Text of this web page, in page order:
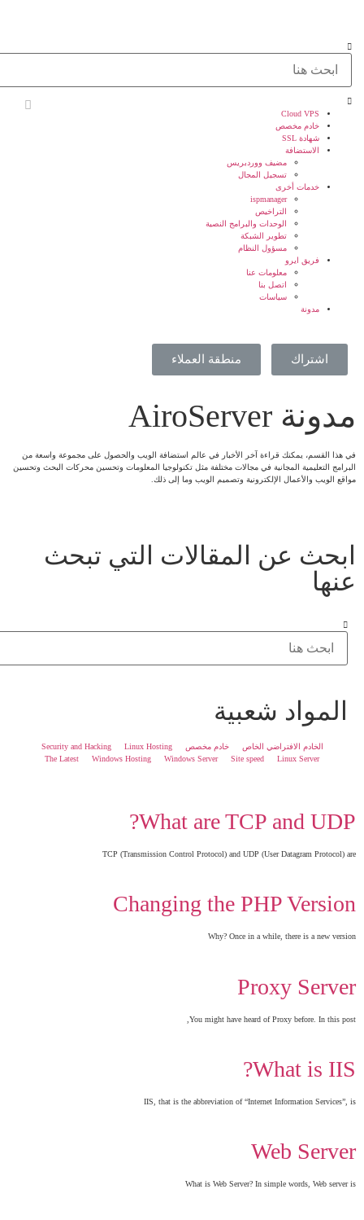
Cloud VPS
خادم مخصص
شهادة SSL
الاستضافة
مضيف ووردبريس
تسجيل المجال
خدمات أخرى
ispmanager
التراخيص
الوحدات والبرامج النصية
تطوير الشبكة
مسؤول النظام
فريق ايرو
معلومات عنا
اتصل بنا
سياسات
مدونة
اشتراك منطقة العملاء
مدونة AiroServer
في هذا القسم، يمكنك قراءة آخر الأخبار في عالم استضافة الويب والحصول على مجموعة واسعة من
البرامج التعليمية المجانية في مجالات مختلفة مثل تكنولوجيا المعلومات وتحسين محركات البحث وتحسين
مواقع الويب والأعمال الإلكترونية وتصميم الويب وما إلى ذلك.
ابحث عن المقالات التي تبحث
عنها
المواد شعبية
الخادم الافتراضي الخاص خادم مخصص Linux Hosting
Security and Hacking
Linux Server
Site speed
Windows Server
Windows Hosting
The Latest
What are TCP and UDP?
TCP (Transmission Control Protocol) and UDP (User Datagram Protocol) are
Changing the PHP Version
Why? Once in a while, there is a new version
Proxy Server
You might have heard of Proxy before. In this post,
What is IIS?
IIS, that is the abbreviation of “Internet Information Services”, is
Web Server
What is Web Server? In simple words, Web server is